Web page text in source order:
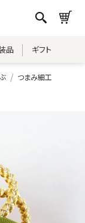
品 ギフト
つまみ細工